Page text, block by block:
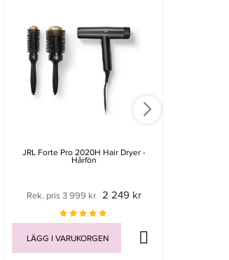
JRL Forte Pro 2020H Hair Dryer -
Hårfön
Rek. pris 3 999 kr 2 249 kr
LÄGG I VARUKORGEN